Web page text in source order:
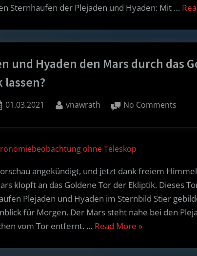
Sternhaufen der Plejaden und Hyaden: Mit …
und Hyaden den Mars durch das
lassen?
Posted
01.03.2021 By
vnawrath No Comments
den
Mars
durch
Tor
ohne Teleskop
angekündigt, und jetzt dank freiem
klopft an das Goldene Tor der Ekliptik. Dieses
Plejaden und Hyaden im Sternbild Stier
für Morgen. Der Mars steht nahe bei den
vom Tor entfernt. … Read More “Ob
»